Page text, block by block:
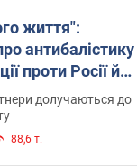
життя":
антибалістику
проти Росії й
Відео
долучаються до
88,6 т.